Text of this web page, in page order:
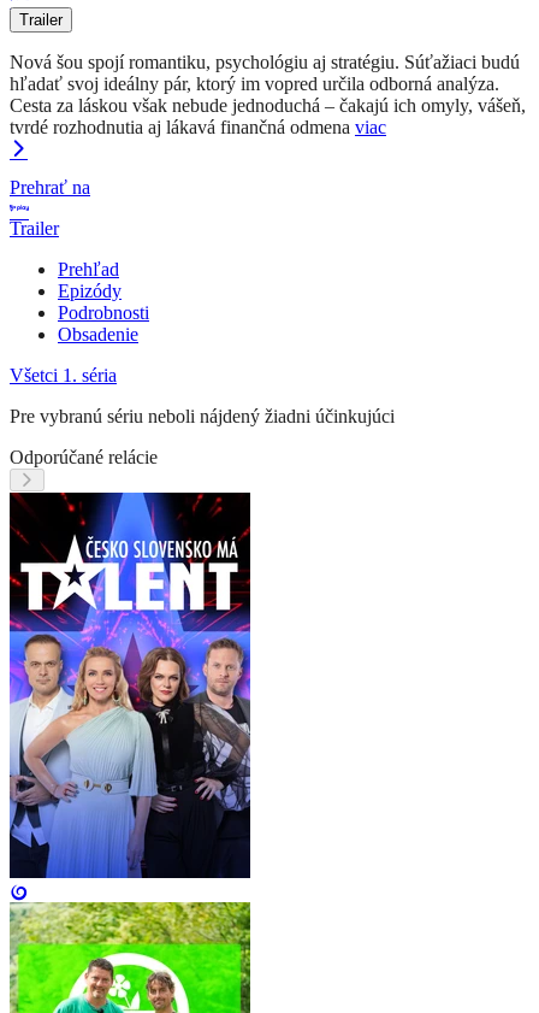
Trailer
Nová šou spojí romantiku, psychológiu aj stratégiu. Súťažiaci budú
hľadať svoj ideálny pár, ktorý im vopred určila odborná analýza.
Cesta za láskou však nebude jednoduchá – čakajú ich omyly, vášeň,
tvrdé rozhodnutia aj lákavá finančná odmena viac
Prehrať na
Trailer
Prehľad
Epizódy
Podrobnosti
Obsadenie
Všetci 1. séria
Pre vybranú sériu neboli nájdený žiadni účinkujúci
Odporúčané relácie